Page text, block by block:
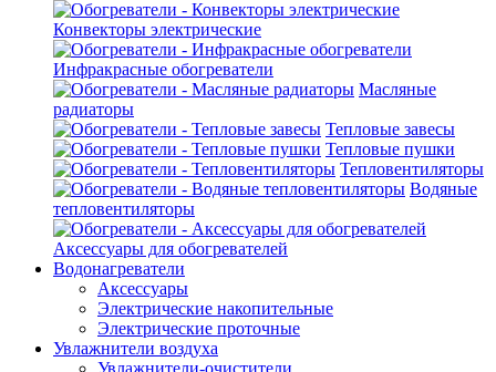
Конвекторы электрические
Инфракрасные обогреватели
Масляные
радиаторы
Тепловые завесы
Тепловые пушки
Тепловентиляторы
Водяные
тепловентиляторы
Аксессуары для обогревателей
Водонагреватели
Аксессуары
Электрические накопительные
Электрические проточные
Увлажнители воздуха
Увлажнители-очистители